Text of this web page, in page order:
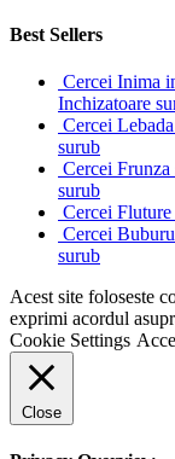
Best Sellers
Cercei Inima
Inchizatoare
Cercei
surub
Cercei
surub
Cercei
Cercei
surub
Acest site foloseste
exprimi acordul
Cookie Settings
Close